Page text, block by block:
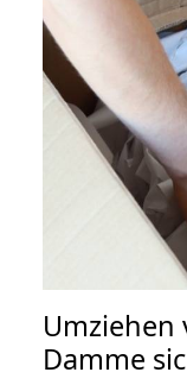
Umziehen
Damme